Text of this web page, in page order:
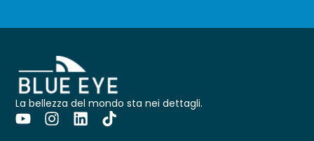
La bellezza del mondo sta nei dettagli.